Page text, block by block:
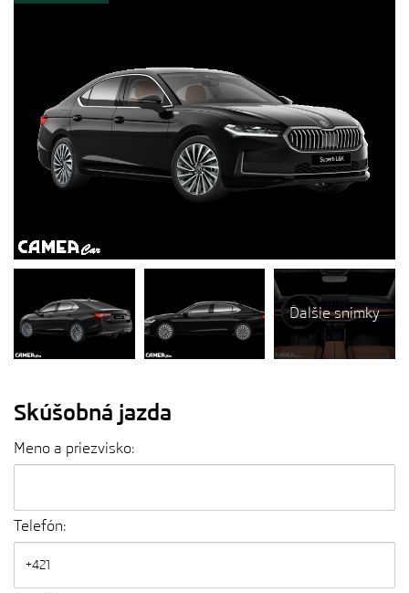
Ďalšie snímky
Skúšobná jazda
Meno a priezvisko:
Telefón: